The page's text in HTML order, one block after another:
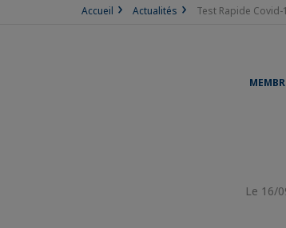
Accueil Actualités Test Rapide Covid-
Le 16/